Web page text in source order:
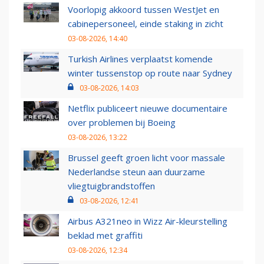
Voorlopig akkoord tussen WestJet en
cabinepersoneel, einde staking in zicht
03-08-2026, 14:40
Turkish Airlines verplaatst komende
winter tussenstop op route naar Sydney
03-08-2026, 14:03
Netflix publiceert nieuwe documentaire
over problemen bij Boeing
03-08-2026, 13:22
Brussel geeft groen licht voor massale
Nederlandse steun aan duurzame
vliegtuigbrandstoffen
03-08-2026, 12:41
Airbus A321neo in Wizz Air-kleurstelling
beklad met graffiti
03-08-2026, 12:34